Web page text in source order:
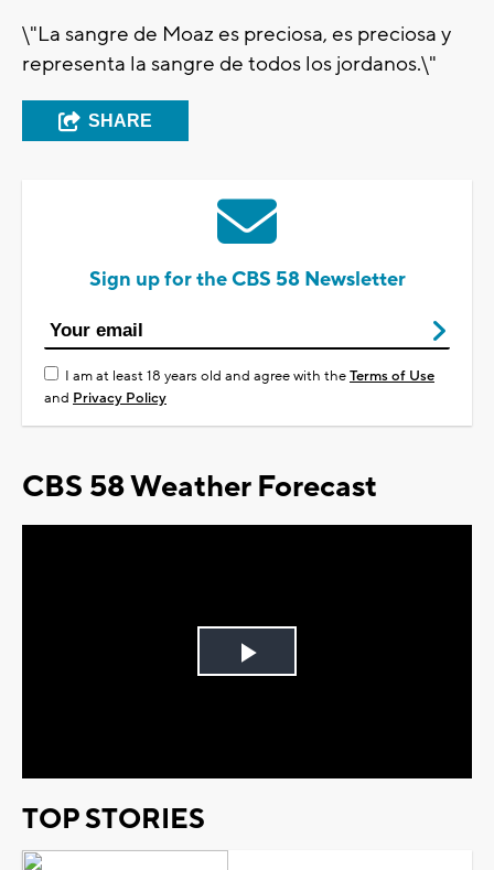
\"La sangre de Moaz es preciosa, es preciosa y
representa la sangre de todos los jordanos.\"
SHARE
Sign up for the CBS 58 Newsletter
I am at least 18 years old and agree with theTerms of Use
and Privacy Policy
CBS 58 Weather Forecast
Play
TOP STORIES